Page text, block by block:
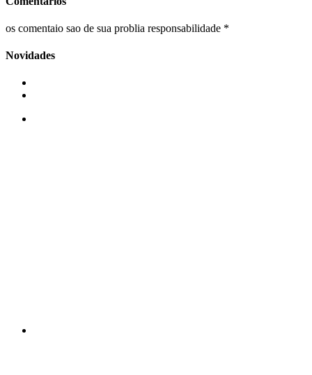
os comentaio sao de sua problia responsabilidade *
Novidades